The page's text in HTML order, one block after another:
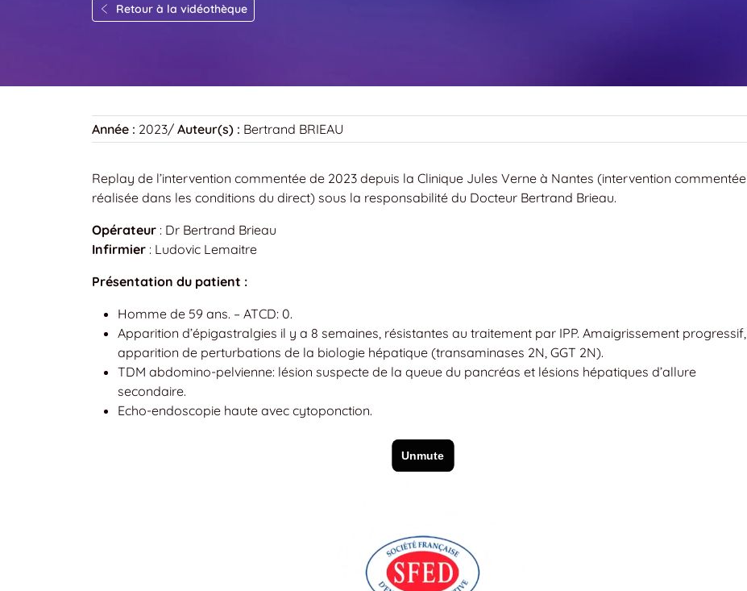
Retour à la vidéothèque
Année : 2023/ Auteur(s) : Bertrand BRIEAU
Replay de l’intervention commentée de 2023 depuis la Clinique Jules Verne à Nantes (intervention commentée
réalisée dans les conditions du direct) sous la responsabilité du Docteur Bertrand Brieau.
Opérateur : Dr Bertrand Brieau
Infirmier : Ludovic Lemaitre
Présentation du patient :
Homme de 59 ans. – ATCD: 0.
Apparition d’épigastralgies il y a 8 semaines, résistantes au traitement par IPP. Amaigrissement progressif,
apparition de perturbations de la biologie hépatique (transaminases 2N, GGT 2N).
TDM abdomino-pelvienne: lésion suspecte de la queue du pancréas et lésions hépatiques d’allure
secondaire.
Echo-endoscopie haute avec cytoponction.